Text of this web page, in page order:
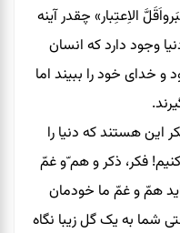
الاِعتِبار» چقدر آینه
وجود دارد که انسان
و خدای خود را ببیند اما
این هستند که دنیا را
کنیم! فکر، ذکر و هم ‌ّو غمّ
هم‌ّ و غمّ ما خودمان
شما به یک گل زیبا نگاه